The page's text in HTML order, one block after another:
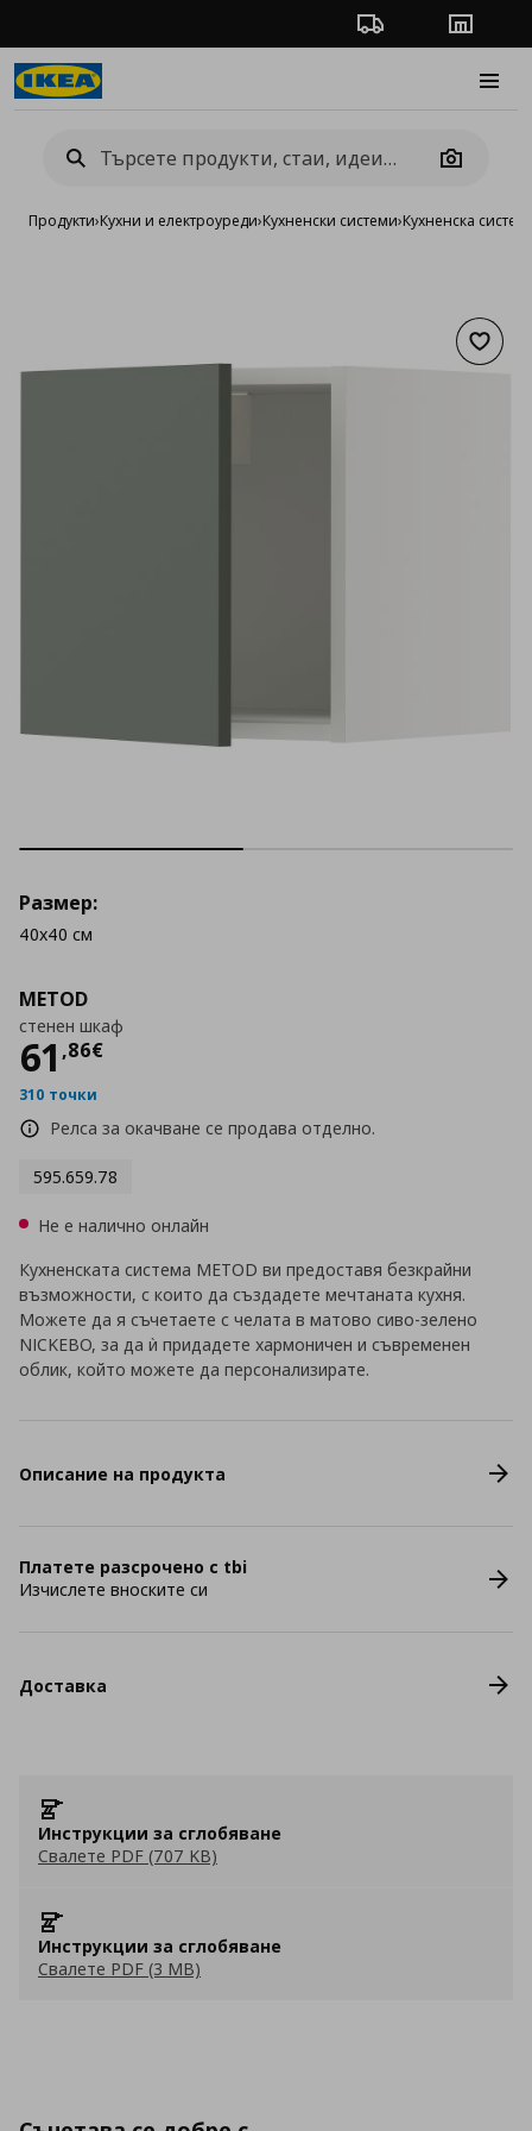
Проследяване на
Camera
Продукти›Кухни и електроуреди›Кухненски системи›Кухненска
METOD
стенен шкаф
61 ,86€
Цена
310 точки
Релса за окачване се продава отделно.
595.659.78
Размер:
40x40 см
Не е налично онлайн
Кухненската система METOD ви предоставя безкрайни
възможности, с които да създадете мечтаната кухня.
Можете да я съчетаете с челата в матово сиво-зелено
NICKEBO, за да ѝ придадете хармоничен и съвременен
облик, който можете да персонализирате.
Описание на продукта
Платете разсрочено с tbi
Изчислете вноските си
Доставка
Инструкции за сглобяване
Свалете PDF (707 KB)
Инструкции за сглобяване
Свалете PDF (3 MB)